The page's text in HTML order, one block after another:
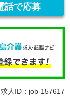
話で応募
求人ID：job-157617